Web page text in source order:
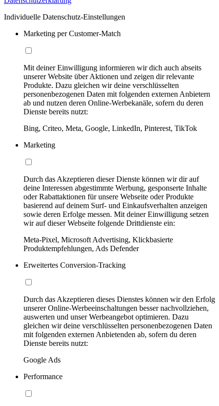
Individuelle Datenschutz-Einstellungen
Marketing per Customer-Match
Mit deiner Einwilligung informieren wir dich auch abseits
unserer Website über Aktionen und zeigen dir relevante
Produkte. Dazu gleichen wir deine verschlüsselten
personenbezogenen Daten mit folgenden externen Anbietern
ab und nutzen deren Online-Werbekanäle, sofern du deren
Dienste bereits nutzt:
Bing, Criteo, Meta, Google, LinkedIn, Pinterest, TikTok
Marketing
Durch das Akzeptieren dieser Dienste können wir dir auf
deine Interessen abgestimmte Werbung, gesponserte Inhalte
oder Rabattaktionen für unsere Webseite oder Produkte
basierend auf deinem Surf- und Einkaufsverhalten anzeigen
sowie deren Erfolge messen. Mit deiner Einwilligung setzen
wir auf dieser Webseite folgende Drittdienste ein:
Meta-Pixel, Microsoft Advertising, Klickbasierte
Produktempfehlungen, Ads Defender
Erweitertes Conversion-Tracking
Durch das Akzeptieren dieses Dienstes können wir den Erfolg
unserer Online-Werbeeinschaltungen besser nachvollziehen,
auswerten und unser Werbeangebot optimieren. Dazu
gleichen wir deine verschlüsselten personenbezogenen Daten
mit folgenden externen Anbietenden ab, sofern du deren
Dienste bereits nutzt:
Google Ads
Performance